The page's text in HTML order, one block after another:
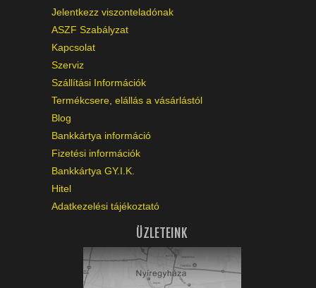
Jelentkezz viszonteladónak
ASZF Szabályzat
Kapcsolat
Szerviz
Szállítási Információk
Termékcsere, elállás a vásárlástól
Blog
Bankkártya információ
Fizetési információk
Bankkártya GY.I.K.
Hitel
Adatkezelési tájékoztató
ÜZLETEINK